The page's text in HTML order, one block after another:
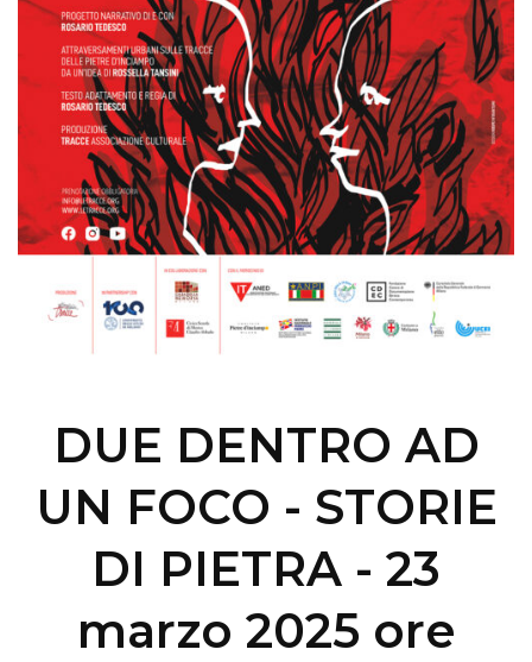
DUE DENTRO AD
UN FOCO - STORIE
DI PIETRA - 23
marzo 2025 ore